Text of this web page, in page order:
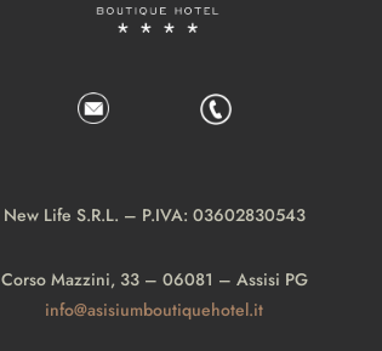
New Life S.R.L. – P.IVA: 03602830543
Corso Mazzini, 33 – 06081 – Assisi PG
info@asisiumboutiquehotel.it